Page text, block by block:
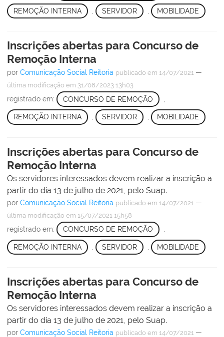
REMOÇÃO INTERNA SERVIDOR MOBILIDADE
Inscrições abertas para Concurso de
Remoção Interna
por Comunicação Social Reitoria publicado em 14/07/2021 —
última modificação em 31/08/2023 13h03
registrado em: CONCURSO DE REMOÇÃO
REMOÇÃO INTERNA , SERVIDOR , MOBILIDADE
Inscrições abertas para Concurso de
Remoção Interna
Os servidores interessados devem realizar a inscrição a
partir do dia 13 de julho de 2021, pelo Suap.
por Comunicação Social Reitoria publicado em 14/07/2021 —
última modificação em 15/07/2021 15h58
registrado em: CONCURSO DE REMOÇÃO
REMOÇÃO INTERNA SERVIDOR MOBILIDADE
Inscrições abertas para Concurso de
Remoção Interna
Os servidores interessados devem realizar a inscrição a
partir do dia 13 de julho de 2021, pelo Suap.
por Comunicação Social Reitoria publicado em 14/07/2021 —